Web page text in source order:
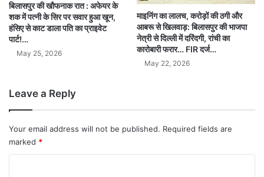
बिलासपुर की खौफनाक रात : अफेयर के
शक में पत्नी के सिर पर सवार हुआ खून,
हंसिए से काट डाला पति का प्राइवेट
पार्ट!…
May 25, 2026
माइनिंग का लालच, करोड़ों की ठगी और
आबरू से खिलवाड़: बिलासपुर की भाजपा
नेत्री से दिल्ली में दरिंदगी, रांची का
कारोबारी फरार… FIR दर्ज…
May 22, 2026
Leave a Reply
Your email address will not be published. Required fields are
marked *